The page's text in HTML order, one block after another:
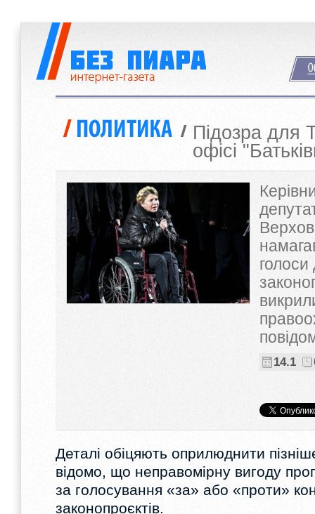
Підозра для
офісі
голоси
14.1
Деталі обіцяють оприлюднити
відомо, що неправомірну вигоду
за голосування «за» або «проти»
законопроєктів.